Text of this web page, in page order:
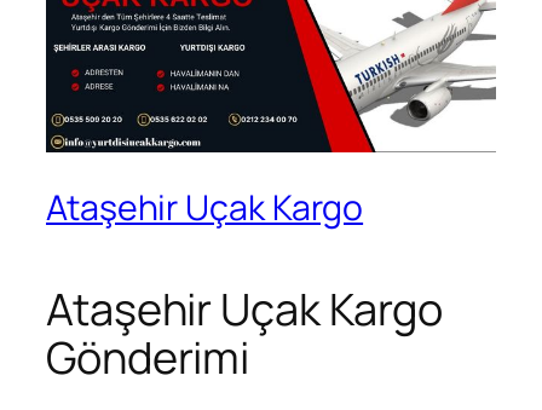
Ataşehir Uçak Kargo
Ataşehir Uçak Kargo
Gönderimi